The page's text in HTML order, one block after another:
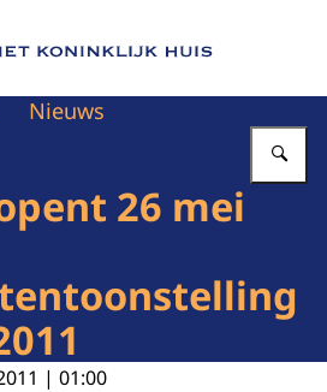
van Het Koninklijk Huis
Nieuws
26 mei
| 01:00